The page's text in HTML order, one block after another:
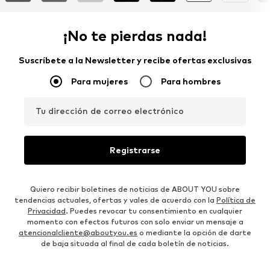
¡No te pierdas nada!
Suscríbete a la Newsletter y recibe ofertas exclusivas
Para mujeres Para hombres
Tu dirección de correo electrónico
Registrarse
Quiero recibir boletines de noticias de ABOUT YOU sobre
tendencias actuales, ofertas y vales de acuerdo con la Política de
Privacidad. Puedes revocar tu consentimiento en cualquier
momento con efectos futuros con solo enviar un mensaje a
atencionalcliente@aboutyou.es o mediante la opción de darte
de baja situada al final de cada boletín de noticias.